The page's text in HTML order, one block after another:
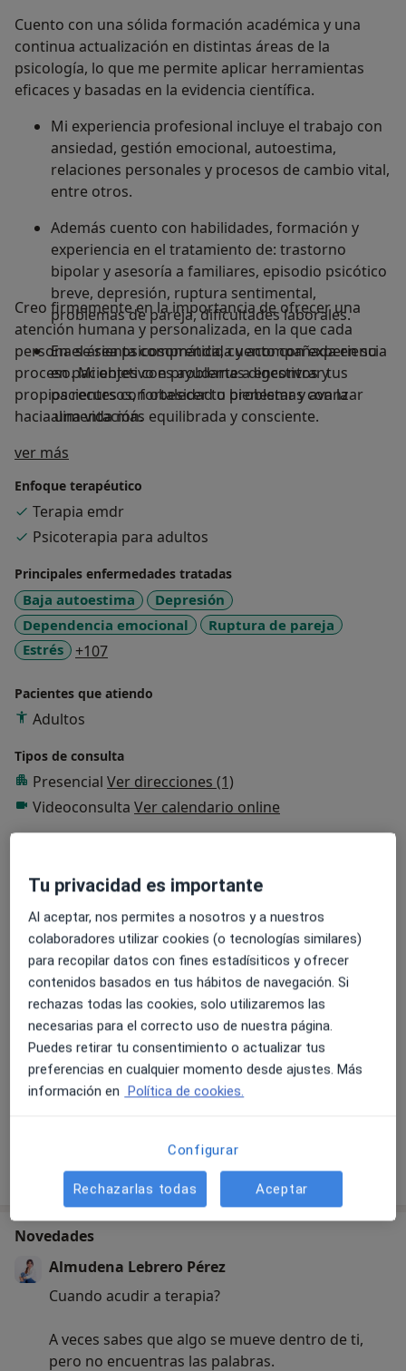
Cuento con una sólida formación académica y una
continua actualización en distintas áreas de la
psicología, lo que me permite aplicar herramientas
eficaces y basadas en la evidencia científica.
Mi experiencia profesional incluye el trabajo con
ansiedad, gestión emocional, autoestima,
relaciones personales y procesos de cambio vital,
entre otros.
Además cuento con habilidades, formación y
experiencia en el tratamiento de: trastorno
bipolar y asesoría a familiares, episodio psicótico
breve, depresión, ruptura sentimental,
problemas de pareja, dificultades laborales.
En el área psicosomática, cuento con experiencia
en pacientes con problemas digestivos y
pacientes con obesidad o problemas con la
alimentación.
Como mamá y psicóloga, mi formación ha sido
ampliada en: apego, orientación a padres en pre
y postparto, crianza positiva, orientación a
padres y profesores, asesoría en adicciones.
Creo firmemente en la importancia de ofrecer una
atención humana y personalizada, en la que cada
persona se sienta comprendida y acompañada en su
proceso. Mi objetivo es ayudarte a encontrar tus
propios recursos, fortalecer tu bienestar y avanzar
hacia una vida más equilibrada y consciente.
ver más
Enfoque terapéutico
Terapia emdr
Psicoterapia para adultos
Principales enfermedades tratadas
Baja autoestima
Depresión
Dependencia emocional
Ruptura de pareja
Estrés
+107a11y_sr_more_diseases
Pacientes que atiendo
Adultos
Tipos de consulta
Presencial Ver direcciones (1)
Videoconsulta Ver calendario online
Ver galería (9)
Pago online aceptado
Ahorra tiempo antes de la visita.
Mostrar más detalles
sobre la experiencia
Novedades
Almudena Lebrero Pérez
Cuando acudir a terapia?
A veces sabes que algo se mueve dentro de ti,
pero no encuentras las palabras.
Tu privacidad es importante
Al aceptar, nos permites a nosotros y a nuestros
colaboradores utilizar cookies (o tecnologías similares)
para recopilar datos con fines estadísiticos y ofrecer
contenidos basados en tus hábitos de navegación. Si
rechazas todas las cookies, solo utilizaremos las
necesarias para el correcto uso de nuestra página.
Puedes retirar tu consentimiento o actualizar tus
preferencias en cualquier momento desde ajustes. Más
información en Política de cookies.
Configurar
Rechazarlas todas Aceptar